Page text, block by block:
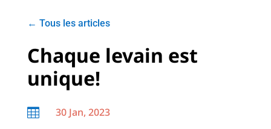
← Tous les articles
Chaque levain est
unique!
 30 Jan, 2023